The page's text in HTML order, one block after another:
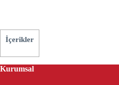
İçerikler
Kurumsal